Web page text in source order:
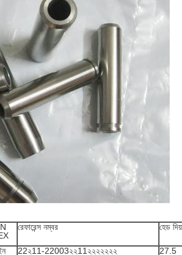
রেফারেন্স নম্বর হেড
22২11-22003২২11২২২২২২২ 27.5